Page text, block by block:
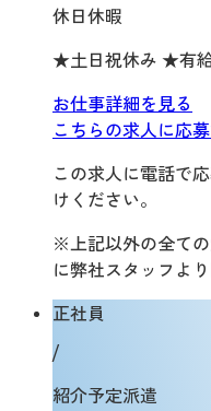
休日休暇
★土日祝休み ★有
お仕事詳細を見る
こちらの求人に応
この求人に電話で
けください。
※上記以外の全て
に弊社スタッフよ
正社員
/
紹介予定派遣